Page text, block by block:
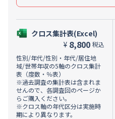
クロス集計表(Excel)
¥ 8,800 税込
性別/年代/性別・年代/居住地
域/世帯年収の5軸のクロス集計
表（度数・％表）
※過去調査の集計表は含まれま
せんので、各調査回のページか
らご購入ください。
※クロス軸の年代区分は実施時
期により異なります。